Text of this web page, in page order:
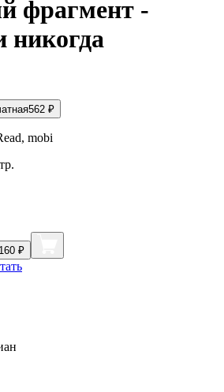
фрагмент -
никогда
562 ₽
mobi
₽